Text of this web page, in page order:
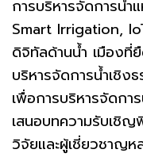
การบริหารจัดการน้ำ
Smart Irrigation,
ดิจิทัลด้านน้ำ เมืองที่
บริหารจัดการน้ำเชิง
เพื่อการบริหารจัดกา
เสนอบทความรับเชิญ
วิจัยและผู้เชี่ยวชาญห